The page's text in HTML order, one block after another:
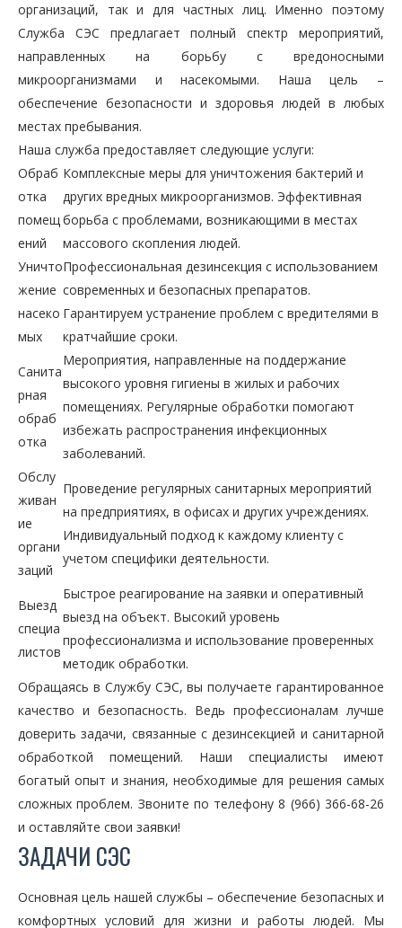
организаций, так и для частных лиц. Именно поэтому
Служба СЭС предлагает полный спектр мероприятий,
направленных на борьбу с вредоносными
микроорганизмами и насекомыми. Наша цель –
обеспечение безопасности и здоровья людей в любых
местах пребывания.
Наша служба предоставляет следующие услуги:
Обраб
отка
помещ
ений
Комплексные меры для уничтожения бактерий и
других вредных микроорганизмов. Эффективная
борьба с проблемами, возникающими в местах
массового скопления людей.
Уничто
жение
насеко
мых
Профессиональная дезинсекция с использованием
современных и безопасных препаратов.
Гарантируем устранение проблем с вредителями в
кратчайшие сроки.
Санита
рная
обраб
отка
Мероприятия, направленные на поддержание
высокого уровня гигиены в жилых и рабочих
помещениях. Регулярные обработки помогают
избежать распространения инфекционных
заболеваний.
Обслу
живан
ие
органи
заций
Проведение регулярных санитарных мероприятий
на предприятиях, в офисах и других учреждениях.
Индивидуальный подход к каждому клиенту с
учетом специфики деятельности.
Выезд
специа
листов
Быстрое реагирование на заявки и оперативный
выезд на объект. Высокий уровень
профессионализма и использование проверенных
методик обработки.
Обращаясь в Службу СЭС, вы получаете гарантированное
качество и безопасность. Ведь профессионалам лучше
доверить задачи, связанные с дезинсекцией и санитарной
обработкой помещений. Наши специалисты имеют
богатый опыт и знания, необходимые для решения самых
сложных проблем. Звоните по телефону 8 (966) 366-68-26
и оставляйте свои заявки!
ЗАДАЧИ СЭС
Основная цель нашей службы – обеспечение безопасных и
комфортных условий для жизни и работы людей. Мы